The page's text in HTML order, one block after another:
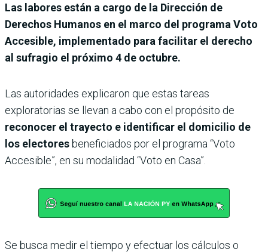
Las labores están a cargo de la Dirección de
Derechos Humanos en el marco del programa Voto
Accesible, implementado para facilitar el derecho
al sufragio el próximo 4 de octubre.
Las autoridades explicaron que estas tareas
exploratorias se llevan a cabo con el propósito de
reconocer el trayecto e identificar el domicilio de
los electoresbeneficiados por el programa “Voto
Accesible”, en su modalidad “Voto en Casa”.
Se busca medir el tiempo y efectuar los cálculos o